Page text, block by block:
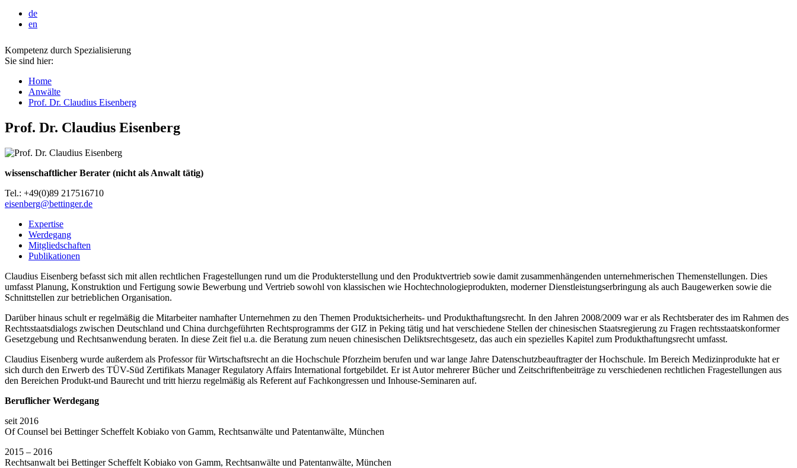
de
en
Kompetenz durch Spezialisierung
Sie sind hier:
Home
Anwälte
Prof. Dr. Claudius Eisenberg
Prof. Dr. Claudius Eisenberg
wissenschaftlicher Berater (nicht als Anwalt tätig)
Tel.: +49(0)89 217516710
eisenberg@bettinger.de
Expertise
Werdegang
Mitgliedschaften
Publikationen
Claudius Eisenberg befasst sich mit allen rechtlichen Fragestellungen rund um die Produkterstellung und den Produktvertrieb sowie damit zusammenhängenden unternehmerischen Themenstellungen. Dies
umfasst Planung, Konstruktion und Fertigung sowie Bewerbung und Vertrieb sowohl von klassischen wie Hochtechnologieprodukten, moderner Dienstleistungserbringung als auch Baugewerken sowie die
Schnittstellen zur betrieblichen Organisation.
Darüber hinaus schult er regelmäßig die Mitarbeiter namhafter Unternehmen zu den Themen Produktsicherheits- und Produkthaftungsrecht. In den Jahren 2008/2009 war er als Rechtsberater des im Rahmen des
Rechtsstaatsdialogs zwischen Deutschland und China durchgeführten Rechtsprogramms der GIZ in Peking tätig und hat verschiedene Stellen der chinesischen Staatsregierung zu Fragen rechtsstaatskonformer
Gesetzgebung und Rechtsanwendung beraten. In diese Zeit fiel u.a. die Beratung zum neuen chinesischen Deliktsrechtsgesetz, das auch ein spezielles Kapitel zum Produkthaftungsrecht umfasst.
Claudius Eisenberg wurde außerdem als Professor für Wirtschaftsrecht an die Hochschule Pforzheim berufen und war lange Jahre Datenschutzbeauftragter der Hochschule. Im Bereich Medizinprodukte hat er
sich durch den Erwerb des TÜV-Süd Zertifikats Manager Regulatory Affairs International fortgebildet. Er ist Autor mehrerer Bücher und Zeitschriftenbeiträge zu verschiedenen rechtlichen Fragestellungen aus
den Bereichen Produkt-und Baurecht und tritt hierzu regelmäßig als Referent auf Fachkongressen und Inhouse-Seminaren auf.
Beruflicher Werdegang
seit 2016
Of Counsel bei Bettinger Scheffelt Kobiako von Gamm, Rechtsanwälte und Patentanwälte, München
2015 – 2016
Rechtsanwalt bei Bettinger Scheffelt Kobiako von Gamm, Rechtsanwälte und Patentanwälte, München